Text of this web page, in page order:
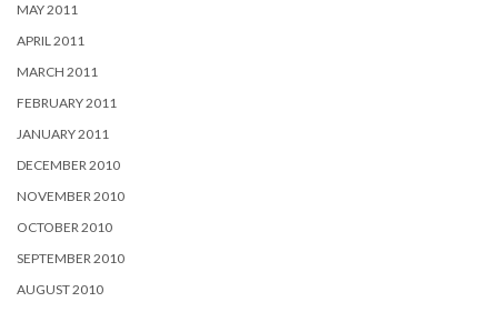
MAY 2011
APRIL 2011
MARCH 2011
FEBRUARY 2011
JANUARY 2011
DECEMBER 2010
NOVEMBER 2010
OCTOBER 2010
SEPTEMBER 2010
AUGUST 2010